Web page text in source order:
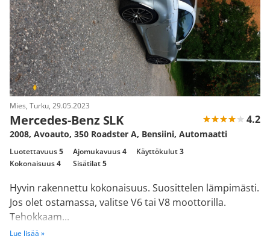
Mies, Turku, 29.05.2023
Mercedes-Benz SLK 4.2
2008, Avoauto, 350 Roadster A, Bensiini, Automaatti
Luotettavuus5 Ajomukavuus4 Käyttökulut3
Kokonaisuus4 Sisätilat5
Hyvin rakennettu kokonaisuus. Suosittelen lämpimästi.
Jos olet ostamassa, valitse V6 tai V8 moottorilla.
Tehokkaam...
Lue lisää »